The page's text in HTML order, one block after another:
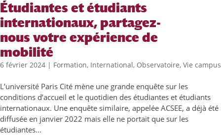
Étudiantes et étudiants
internationaux, partagez-
nous votre expérience de
mobilité
6 février 2024 | Formation, International, Observatoire, Vie campus
L’université Paris Cité mène une grande enquête sur les
conditions d’accueil et le quotidien des étudiantes et étudiants
internationaux. Une enquête similaire, appelée ACSEE, a déjà été
diffusée en janvier 2022 mais elle ne portait que sur les
étudiantes...